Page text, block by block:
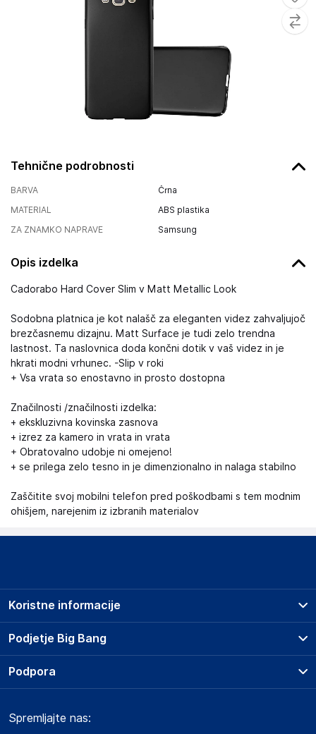
Tehnične podrobnosti
BARVA
Črna
MATERIAL
ABS plastika
ZA ZNAMKO NAPRAVE
Samsung
Opis izdelka
Cadorabo Hard Cover Slim v Matt Metallic Look
Sodobna platnica je kot nalašč za eleganten videz zahvaljujoč
brezčasnemu dizajnu. Matt Surface je tudi zelo trendna
lastnost. Ta naslovnica doda končni dotik v vaš videz in je
hkrati modni vrhunec. -Slip v roki
+ Vsa vrata so enostavno in prosto dostopna
Značilnosti /značilnosti izdelka:
+ ekskluzivna kovinska zasnova
+ izrez za kamero in vrata in vrata
+ Obratovalno udobje ni omejeno!
+ se prilega zelo tesno in je dimenzionalno in nalaga stabilno
Zaščitite svoj mobilni telefon pred poškodbami s tem modnim
ohišjem, narejenim iz izbranih materialov
Podjetje Big Bang
O podjetju
Obvestila za javnost
Koristne informacije
Prodajna mesta
Storitve
Dostava, vnos in odvoz
Podpora
Marketplace
Spremljajte nas: